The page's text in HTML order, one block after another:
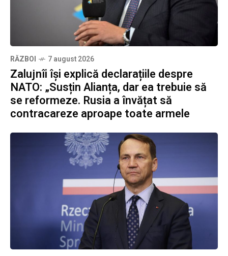
RĂZBOI 7 august 2026
Zalujnîi își explică declarațiile despre
NATO: „Susțin Alianța, dar ea trebuie să
se reformeze. Rusia a învățat să
contracareze aproape toate armele